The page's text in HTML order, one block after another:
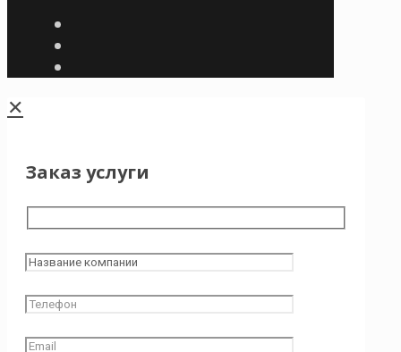
✕
Заказ услуги